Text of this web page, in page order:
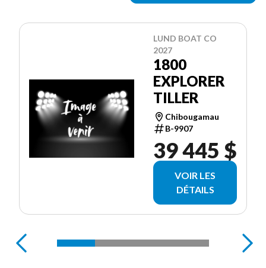
LUND BOAT CO
2027
1800
EXPLORER
TILLER
Chibougamau
B-9907
39 445 $
VOIR LES
DÉTAILS